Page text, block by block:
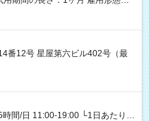
番12号 星屋第六ビル402号（最
間/日 11:00-19:00 └1日あたりの